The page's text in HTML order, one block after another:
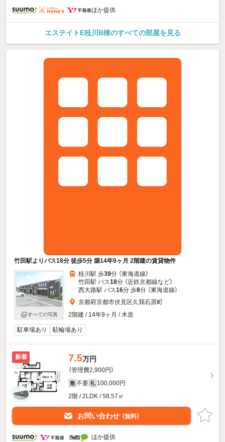
ほか提供
エステイトE桂川B棟のすべての部屋を見る
竹田駅よりバス18分 徒歩5分 築14年9ヶ月 2階建の賃貸物件
すべての写真
桂川駅 歩39分 （東海道線）
竹田駅 バス18分 （近鉄京都線など）
西大路駅 バス16分 歩8分 （東海道線）
京都府京都市伏見区久我石原町
2階建 / 14年9ヶ月 / 木造
駐車場あり 駐輪場あり
新着 7.5万円
（管理費2,900円）
敷 不要 礼 100,000円
2階 / 2LDK / 58.57㎡
お問い合わせ （無料）
ほか提供